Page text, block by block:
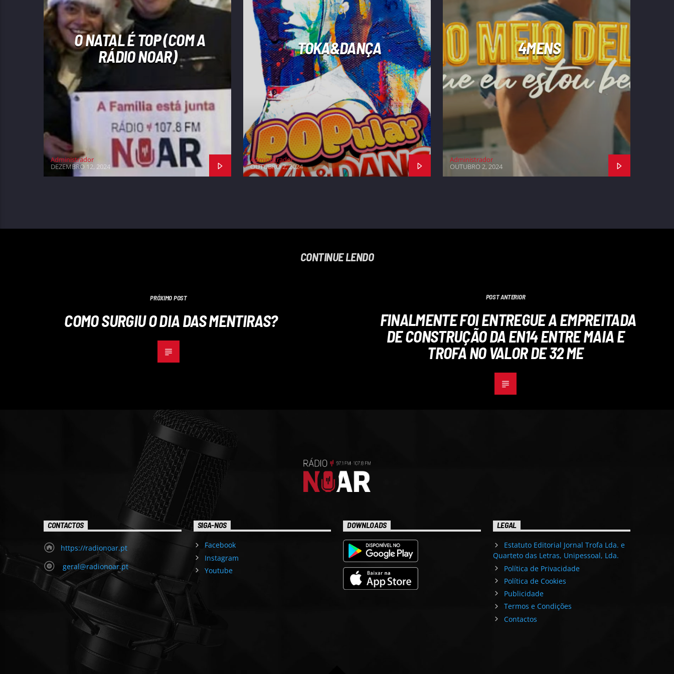
O NATAL É TOP (COM A
RÁDIO NOAR)
Administrador
DEZEMBRO 12, 2024
TOKA&DANÇA
Administrador
OUTUBRO 2, 2024
4MENS
Administrador
OUTUBRO 2, 2024
CONTINUE LENDO
PRÓXIMO POST
COMO SURGIU O DIA DAS MENTIRAS?
POST ANTERIOR
FINALMENTE FOI ENTREGUE A EMPREITADA
DE CONSTRUÇÃO DA EN14 ENTRE MAIA E
TROFA NO VALOR DE 32 ME
CONTACTOS
https://radionoar.pt
geral@radionoar.pt
SIGA-NOS
Facebook
Instagram
Youtube
DOWNLOADS LEGAL
Estatuto Editorial Jornal Trofa Lda. e
Quarteto das Letras, Unipessoal, Lda.
Política de Privacidade
Política de Cookies
Publicidade
Termos e Condições
Contactos